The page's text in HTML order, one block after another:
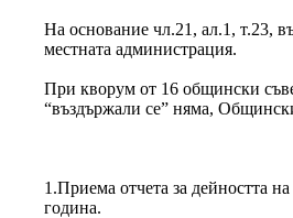
На основание чл.21, ал.1, т.23,
местната администрация.
При кворум от 16 общински
“въздържали се” няма,
1.Приема отчета за дейността
година.